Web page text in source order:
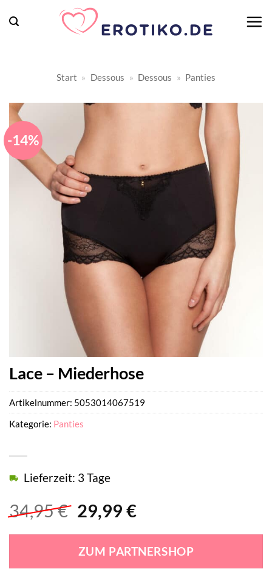
Inhalt
Start » Dessous » Dessous » Panties
-14%
Lace – Miederhose
34,95€ Ursprünglicher
war:
34,95 €
29,99 €Aktueller
ist:
29,99 €.
Lieferzeit: 3 Tage
ZUM PARTNERSHOP
Artikelnummer: 5053014067519
Kategorie: Panties